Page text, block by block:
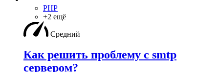
PHP
+2 ещё
Средний
Как решить проблему с smtp
сервером?